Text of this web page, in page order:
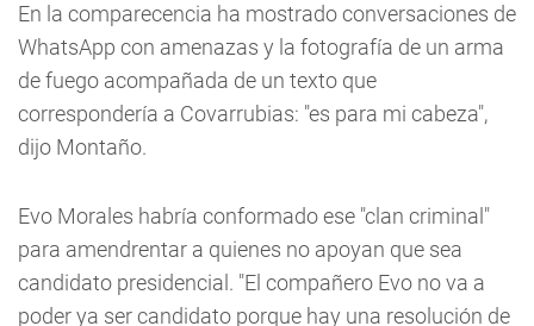
En la comparecencia ha mostrado conversaciones de
WhatsApp con amenazas y la fotografía de un arma
de fuego acompañada de un texto que
correspondería a Covarrubias: "es para mi cabeza",
dijo Montaño.
Evo Morales habría conformado ese "clan criminal"
para amendrentar a quienes no apoyan que sea
candidato presidencial. "El compañero Evo no va a
poder ya ser candidato porque hay una resolución de